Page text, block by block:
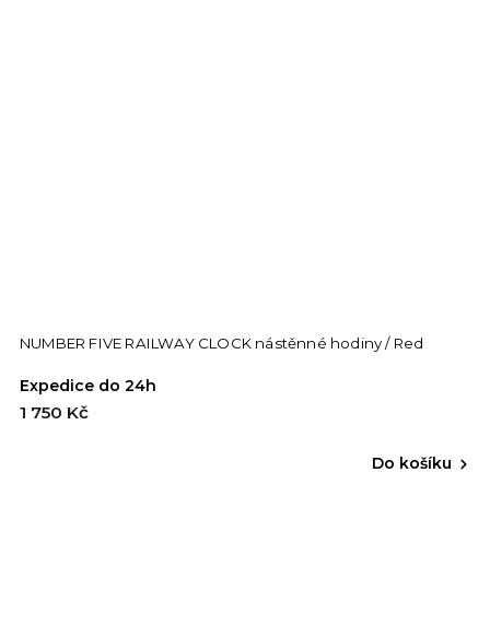
NUMBER FIVE RAILWAY CLOCK nástěnné hodiny / Red
Expedice do 24h
1 750 Kč
Do košíku